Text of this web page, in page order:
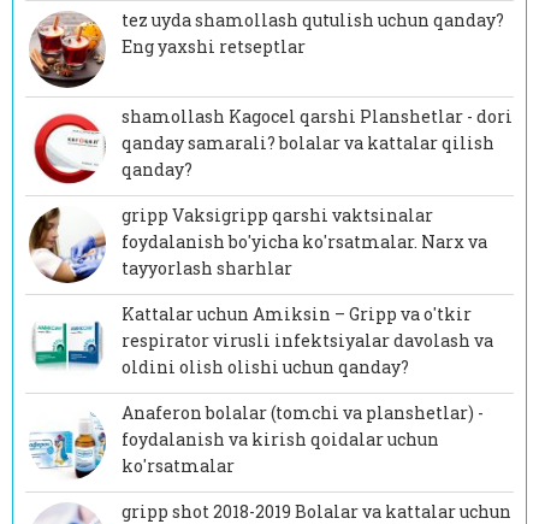
tez uyda shamollash qutulish uchun qanday?
Eng yaxshi retseptlar
shamollash Kagocel qarshi Planshetlar - dori
qanday samarali? bolalar va kattalar qilish
qanday?
gripp Vaksigripp qarshi vaktsinalar
foydalanish bo'yicha ko'rsatmalar. Narx va
tayyorlash sharhlar
Kattalar uchun Amiksin – Gripp va o'tkir
respirator virusli infektsiyalar davolash va
oldini olish olishi uchun qanday?
Anaferon bolalar (tomchi va planshetlar) -
foydalanish va kirish qoidalar uchun
ko'rsatmalar
gripp shot 2018-2019 Bolalar va kattalar uchun